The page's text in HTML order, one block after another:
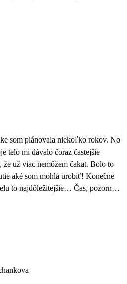
som plánovala niekoľko rokov. No
viac nemôžem čakat. Bolo to
aké som mohla urobiť! Konečne
Čas, pozornosť
viac enerie. Kombinácia
mi pomohli s mojimi
rade, pobyt bol balzamom